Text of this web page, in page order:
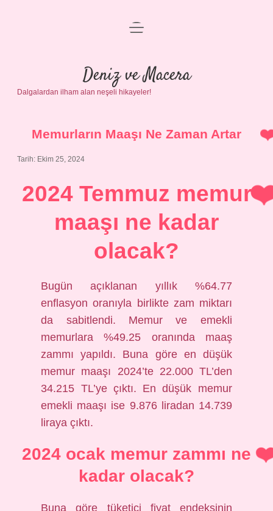
Anasayfa
Gizlilik Politikası
Yasal Uyarı
menüyü
Deniz ve Macera
Dalgalardan ilham alan neşeli hikayeler!
Memurların Maaşı Ne Zaman Artar
Tarih: Ekim 25, 2024
2024 Temmuz memur
maaşı ne kadar
olacak?
Bugün açıklanan yıllık %64.77
enflasyon oranıyla birlikte zam miktarı
da sabitlendi. Memur ve emekli
memurlara %49.25 oranında maaş
zammı yapıldı. Buna göre en düşük
memur maaşı 2024’te 22.000 TL’den
34.215 TL’ye çıktı. En düşük memur
emekli maaşı ise 9.876 liradan 14.739
liraya çıktı.
2024 ocak memur zammı ne
kadar olacak?
Buna göre tüketici fiyat endeksinin